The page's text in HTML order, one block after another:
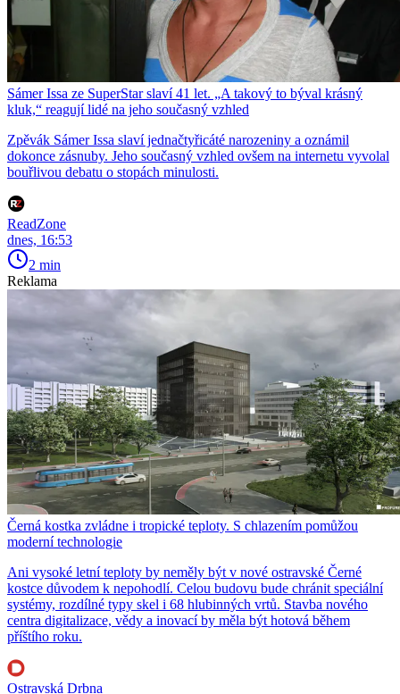
Sámer Issa ze SuperStar slaví 41 let. „A takový to býval krásný
kluk,“ reagují lidé na jeho současný vzhled
Zpěvák Sámer Issa slaví jednačtyřicáté narozeniny a oznámil
dokonce zásnuby. Jeho současný vzhled ovšem na internetu vyvolal
bouřlivou debatu o stopách minulosti.
ReadZone
dnes, 16:53
2 min
Reklama
Černá kostka zvládne i tropické teploty. S chlazením pomůžou
moderní technologie
Ani vysoké letní teploty by neměly být v nové ostravské Černé
kostce důvodem k nepohodlí. Celou budovu bude chránit speciální
systémy, rozdílné typy skel i 68 hlubinných vrtů. Stavba nového
centra digitalizace, vědy a inovací by měla být hotová během
příštího roku.
Ostravská Drbna